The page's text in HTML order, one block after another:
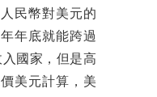
民幣對美元的
年底就能跨過
入國家，但是高
美元計算，美